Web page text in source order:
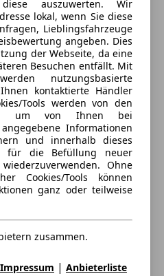
auszuwerten. Wir
lokal, wenn Sie diese
Lieblingsfahrzeuge
angeben. Dies
der Webseite, da eine
Besuchen entfällt. Mit
nutzungsbasierte
kontaktierte Händler
Tools werden von den
um von Ihnen bei
Informationen
und innerhalb dieses
für die Befüllung neuer
Ohne
Cookies/Tools können
ganz oder teilweise
zusammen.
Impressum | Anbieterliste